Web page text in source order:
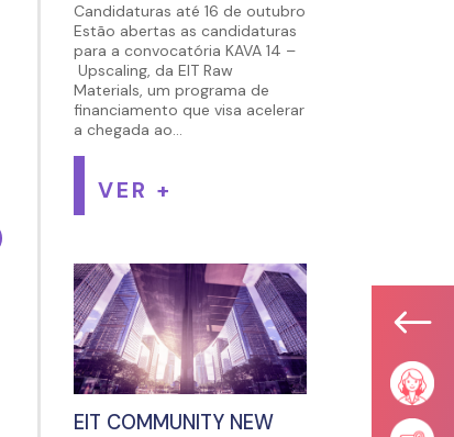
Candidaturas até 16 de outubro
Estão abertas as candidaturas
para a convocatória KAVA 14 –
Upscaling, da EIT Raw
Materials, um programa de
financiamento que visa acelerar
a chegada ao...
VER +
EIT COMMUNITY NEW
#